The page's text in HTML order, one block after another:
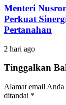
Menteri
Perkuat
Pertanahan
2 hari ago
Tinggalkan
Alamat email
ditandai *